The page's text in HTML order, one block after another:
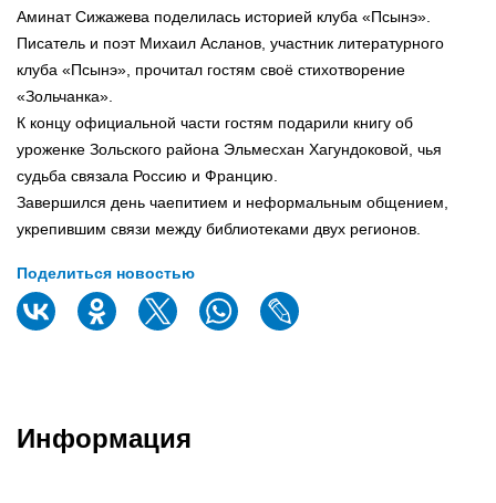
Аминат Сижажева поделилась историей клуба «Псынэ».
Писатель и поэт Михаил Асланов, участник литературного
клуба «Псынэ», прочитал гостям своё стихотворение
«Зольчанка».
К концу официальной части гостям подарили книгу об
уроженке Зольского района Эльмесхан Хагундоковой, чья
судьба связала Россию и Францию.
Завершился день чаепитием и неформальным общением,
укрепившим связи между библиотеками двух регионов.
Поделиться новостью
Информация